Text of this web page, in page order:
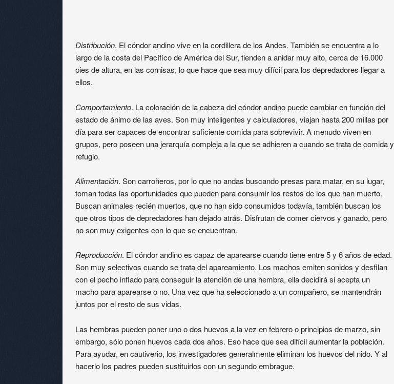
Distribución. El cóndor andino vive en la cordillera de los Andes. También se encuentra a lo
largo de la costa del Pacífico de América del Sur, tienden a anidar muy alto, cerca de 16.000
pies de altura, en las cornisas, lo que hace que sea muy difícil para los depredadores llegar a
ellos.
Comportamiento. La coloración de la cabeza del cóndor andino puede cambiar en función del
estado de ánimo de las aves. Son muy inteligentes y calculadores, viajan hasta 200 millas por
día para ser capaces de encontrar suficiente comida para sobrevivir. A menudo viven en
grupos, pero poseen una jerarquía compleja a la que se adhieren a cuando se trata de comida y
refugio.
Alimentación. Son carroñeros, por lo que no andas buscando presas para matar, en su lugar,
toman todas las oportunidades que pueden para consumir los restos de los que han muerto.
Buscan animales recién muertos, que no han sido consumidos todavía, también buscan los
que otros tipos de depredadores han dejado atrás. Disfrutan de comer ciervos y ganado, pero
no son muy exigentes con lo que se encuentran.
Reproducción. El cóndor andino es capaz de aparearse cuando tiene entre 5 y 6 años de edad.
Son muy selectivos cuando se trata del apareamiento. Los machos emiten sonidos y desfilan
con el pecho inflado para conseguir la atención de una hembra, ella decidirá si acepta un
macho para aparearse o no. Una vez que ha seleccionado a un compañero, se mantendrán
juntos por el resto de sus vidas.
Las hembras pueden poner uno o dos huevos a la vez en febrero o principios de marzo, sin
embargo, sólo ponen huevos cada dos años. Eso hace que sea difícil aumentar la población.
Para ayudar, en cautiverio, los investigadores generalmente eliminan los huevos del nido. Y al
hacerlo los padres pueden sustituirlos con un segundo embrague.